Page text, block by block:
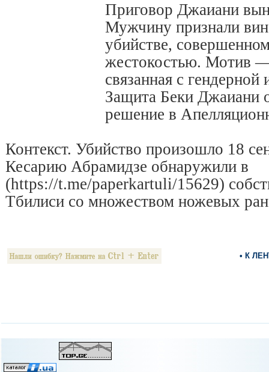
Приговор Джаиани
Мужчину признали
убийстве,
жестокостью. Мотив
связанная с
Защита Беки Джаиани
решение в
Контекст. Убийство произошло 18
Кесарию Абрамидзе обнаружили в
(https://t.me/paperkartuli/15629)
Тбилиси со множеством ножевых
• К